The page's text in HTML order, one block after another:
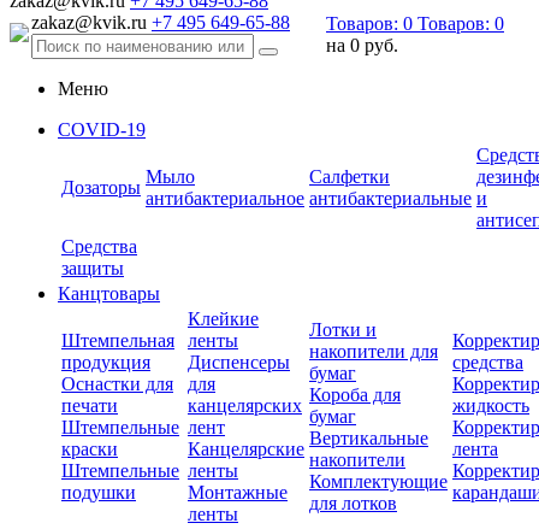
zakaz@kvik.ru +7 495 649-65-88 Товаров: 0 Товаров: 0
на 0 руб.
Меню
COVID-19
Дозаторы
Мыло
антибактериальное
Салфетки
антибактериальные и
Средства
защиты
Канцтовары
Штемпельная
продукция
Оснастки для
печати
Штемпельные
краски
Штемпельные
подушки
Клейкие
ленты
Диспенсеры
для
канцелярских
лент
Канцелярские
ленты
Монтажные
ленты
Лотки и
накопители для
бумаг
Короба для
бумаг
Вертикальные
накопители
Комплектующие
для лотков
средства
жидкость
лента